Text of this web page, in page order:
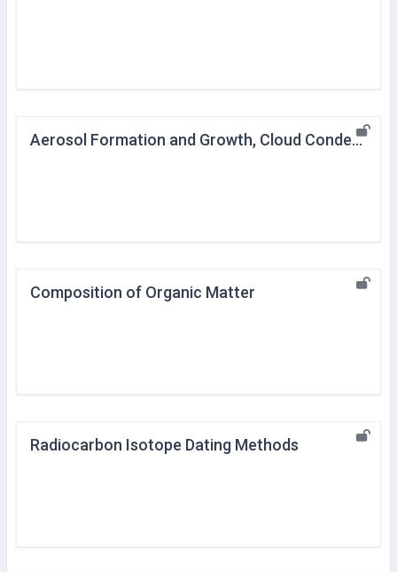
Aerosol Formation and Growth, Cloud Condensation Nuclei
Composition of Organic Matter
Radiocarbon Isotope Dating Methods